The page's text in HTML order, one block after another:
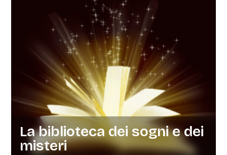
La biblioteca dei sogni e dei
misteri